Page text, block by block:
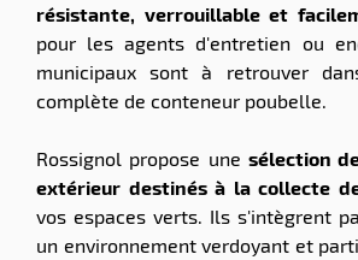
résistante, verrouillable et
pour les agents d'entretien ou
municipaux sont à retrouver
complète de conteneur poubelle.
Rossignol propose une sélection
extérieur destinés à la collecte
vos espaces verts. Ils s'intègrent
un environnement verdoyant et